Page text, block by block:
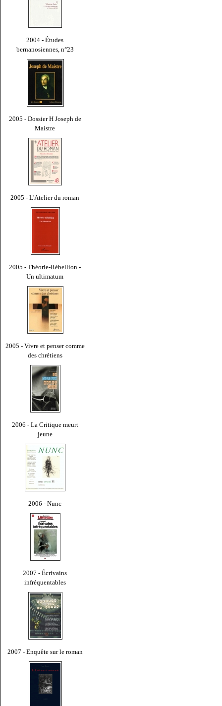
2004 - Études
bernanosiennes, n°23
2005 - Dossier H Joseph de
Maistre
2005 - L'Atelier du roman
2005 - Théorie-Rébellion -
Un ultimatum
2005 - Vivre et penser comme
des chrétiens
2006 - La Critique meurt
jeune
2006 - Nunc
2007 - Écrivains
infréquentables
2007 - Enquête sur le roman